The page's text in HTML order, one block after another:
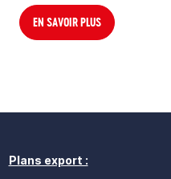
EN SAVOIR PLUS
Plans export :